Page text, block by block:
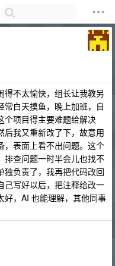
得不太愉快，组长让我教另
白天摸鱼，晚上加班，自
个项目得主要难题给解决
后我又重新改了下，故意用
，表面上看不出问题。这个
排查问题一时半会儿也找不
独负责了，我再把代码改回
己写好以后，把注释给改一
好，AI 也能理解，其他同事